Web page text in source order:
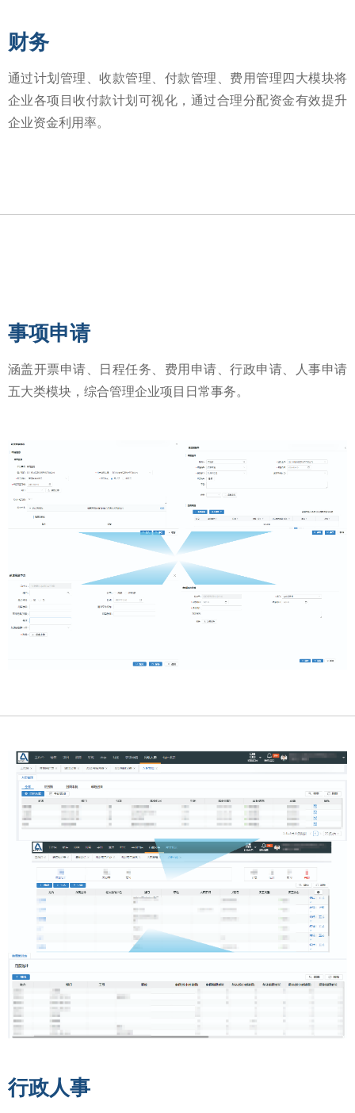
财务
通过计划管理、收款管理、付款管理、费用管理四大模块将
企业各项目收付款计划可视化，通过合理分配资金有效提升
企业资金利用率。
事项申请
涵盖开票申请、日程任务、费用申请、行政申请、人事申请
五大类模块，综合管理企业项目日常事务。
行政人事